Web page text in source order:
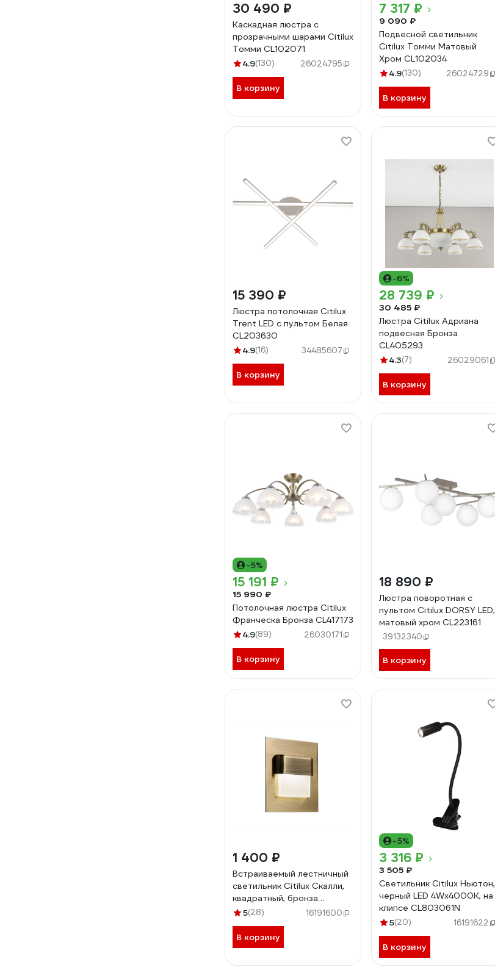
30 490 ₽
Каскадная люстра с
прозрачными шарами Citilux
Томми CL102071
4.9(130) 26024795
В корзину
7 317 ₽
9 090 ₽
Подвесной светильник
Citilux Томми Матовый
Хром CL102034
4.9(130) 26024729
В корзину
15 390 ₽
Люстра потолочная Citilux
Trent LED с пультом Белая
CL203630
4.9(16) 34485607
В корзину
-6%
28 739 ₽
30 485 ₽
Люстра Citilux Адриана
подвесная Бронза
CL405293
4.3(7) 26029061
В корзину
-5%
15 191 ₽
15 990 ₽
Потолочная люстра Citilux
Франческа Бронза CL417173
4.9(89) 26030171
В корзину
18 890 ₽
Люстра поворотная с
пультом Citilux DORSY LED,
матовый хром CL223161
39132340
В корзину
1 400 ₽
Встраиваемый лестничный
светильник Citilux Скалли,
квадратный, бронза
1Wх3000K CLD006K3
5(28) 16191600
В корзину
-5%
3 316 ₽
3 505 ₽
Светильник Citilux Ньютон,
черный LED 4Wх4000K, на
клипсе CL803061N
5(20) 16191622
В корзину